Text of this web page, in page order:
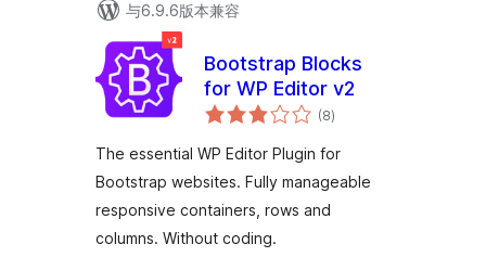
与6.9.6版本兼容
Bootstrap Blocks
for WP Editor v2
(8总
评)
The essential WP Editor Plugin for
Bootstrap websites. Fully manageable
responsive containers, rows and
columns. Without coding.